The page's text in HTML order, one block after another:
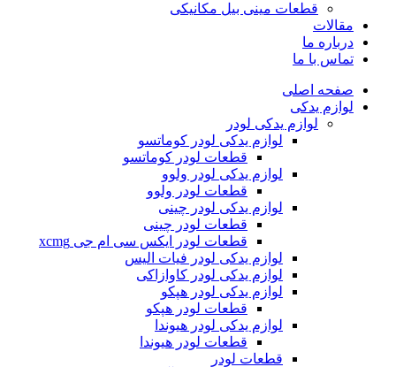
قطعات مینی بیل مکانیکی
ما
با ما
اصلی
یدکی
لوازم یدکی لودر
لوازم یدکی لودر کوماتسو
قطعات لودر کوماتسو
لوازم یدکی لودر ولوو
قطعات لودر ولوو
لوازم یدکی لودر چینی
قطعات لودر چینی
قطعات لودر ایکس سی ام جی xcmg
لوازم یدکی لودر فیات الیس
لوازم یدکی لودر کاوازاکی
لوازم یدکی لودر هپکو
قطعات لودر هپکو
لوازم یدکی لودر هیوندا
قطعات لودر هیوندا
قطعات لودر